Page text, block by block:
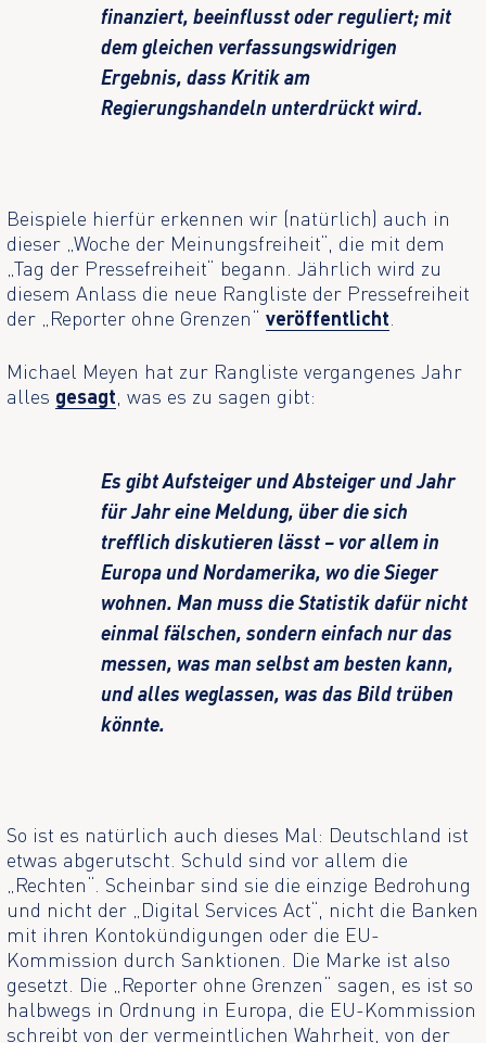
finanziert, beeinflusst oder reguliert; mit
dem gleichen verfassungswidrigen
Ergebnis, dass Kritik am
Regierungshandeln unterdrückt wird.
Beispiele hierfür erkennen wir (natürlich) auch in
dieser „Woche der Meinungsfreiheit“, die mit dem
„Tag der Pressefreiheit“ begann. Jährlich wird zu
diesem Anlass die neue Rangliste der Pressefreiheit
der „Reporter ohne Grenzen“veröffentlicht
Michael Meyen hat zur Rangliste vergangenes Jahr
alles gesagt , was es zu sagen gibt:
Es gibt Aufsteiger und Absteiger und Jahr
für Jahr eine Meldung, über die sich
trefflich diskutieren lässt – vor allem in
Europa und Nordamerika, wo die Sieger
wohnen. Man muss die Statistik dafür nicht
einmal fälschen, sondern einfach nur das
messen, was man selbst am besten kann,
und alles weglassen, was das Bild trüben
könnte.
So ist es natürlich auch dieses Mal: Deutschland ist
etwas abgerutscht. Schuld sind vor allem die
„Rechten“. Scheinbar sind sie die einzige Bedrohung
und nicht der „Digital Services Act“, nicht die Banken
mit ihren Kontokündigungen oder die EU-
Kommission durch Sanktionen. Die Marke ist also
gesetzt. Die „Reporter ohne Grenzen“ sagen, es ist so
halbwegs in Ordnung in Europa, die EU-Kommission
schreibt von der vermeintlichen Wahrheit, von der